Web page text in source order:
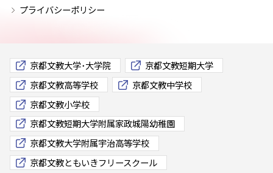
プライバシーポリシー
京都文教大学･大学院
京都文教短期大学
京都文教高等学校
京都文教中学校
京都文教小学校
京都文教短期大学附属家政城陽幼稚園
京都文教大学附属宇治高等学校
京都文教ともいきフリースクール